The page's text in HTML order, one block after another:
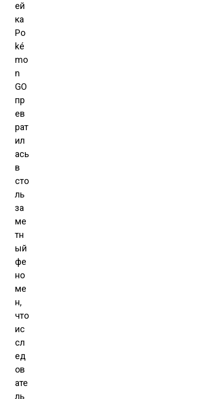
ей
ка
Po
ké
mo
n
GO
пр
ев
рат
ил
ась
в
сто
ль
за
ме
тн
ый
фе
но
ме
н,
что
ис
сл
ед
ов
ате
ль